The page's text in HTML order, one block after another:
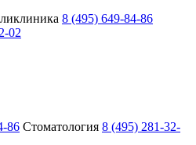
8 (495) 649-84-86
02
86 Стоматология 8 (495) 281-32-